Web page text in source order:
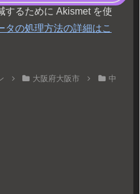
するために Akismet を使
タの処理方法の詳細はこ
大阪府大阪市
中